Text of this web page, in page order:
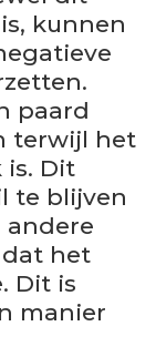
kunnen
paard
terwijl het
is. Dit
te blijven
andere
het
Dit is
manier